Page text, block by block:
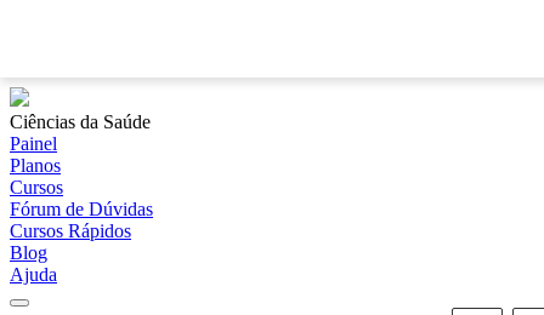
Ciências da Saúde
Painel
Planos
Cursos
Fórum de Dúvidas
Cursos Rápidos
Blog
Ajuda